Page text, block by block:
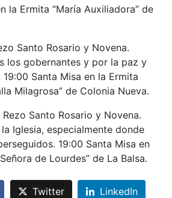
la Ermita “María Auxiliadora” de
Santo Rosario y Novena.
los gobernantes y por la paz y
Santa Misa en la Ermita
Milagrosa” de Colonia Nueva.
Santo Rosario y Novena.
Iglesia, especialmente donde
19:00 Santa Misa en
de Lourdes” de La Balsa.
Twitter LinkedIn